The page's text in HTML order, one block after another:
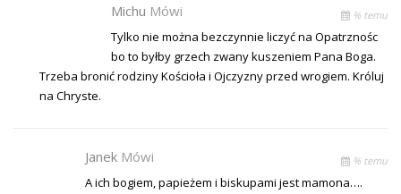
Michu Mówi % temu
Tylko nie można bezczynnie liczyć na Opatrznośc
bo to byłby grzech zwany kuszeniem Pana Boga.
Trzeba bronić rodziny Kościoła i Ojczyzny przed wrogiem. Króluj
na Chryste.
Janek Mówi % temu
A ich bogiem, papieżem i biskupami jest mamona….